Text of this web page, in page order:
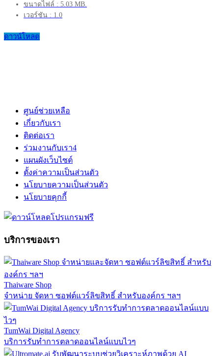
ขนาดไฟล์ : 5.03 MB.
เวอร์ชัน : 1.0
ดาวน์โหลด
ศูนย์ช่วยเหลือ
เกี่ยวกับเรา
ติดต่อเรา
ร่วมงานกับเรา4
แผนผังเว็บไซต์
ตั้งค่าความเป็นส่วนตัว
นโยบายความเป็นส่วนตัว
นโยบายคุกกี้
บริการของเรา
Thaiware Shop
จำหน่าย จัดหา ซอฟต์แวร์ลิขสิทธิ์ สำหรับองค์กร ฯลฯ
TumWai Digital Agency
บริการรับทำการตลาดออนไลน์แบบไวๆ